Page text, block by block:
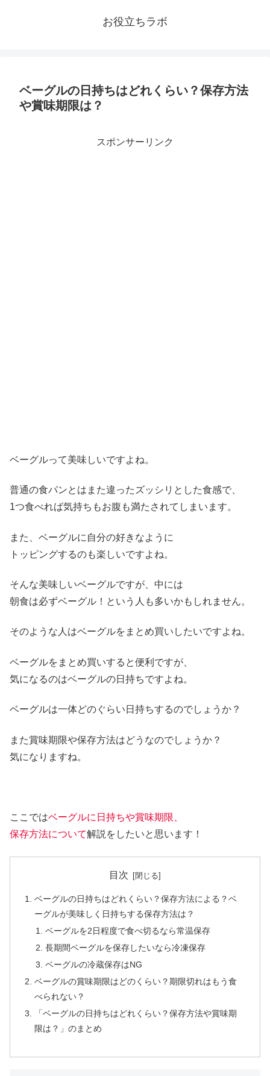
お役立ちラボ
ベーグルの日持ちはどれくらい？保存方法
や賞味期限は？
スポンサーリンク
ベーグルって美味しいですよね。
普通の食パンとはまた違ったズッシリとした食感で、
1つ食べれば気持ちもお腹も満たされてしまいます。
また、ベーグルに自分の好きなように
トッピングするのも楽しいですよね。
そんな美味しいベーグルですが、中には
朝食は必ずベーグル！という人も多いかもしれません。
そのような人はベーグルをまとめ買いしたいですよね。
ベーグルをまとめ買いすると便利ですが、
気になるのはベーグルの日持ちですよね。
ベーグルは一体どのぐらい日持ちするのでしょうか？
また賞味期限や保存方法はどうなのでしょうか？
気になりますね。
ここではベーグルに日持ちや賞味期限、
保存方法について解説をしたいと思います！
目次
ベーグルの日持ちはどれくらい？保存方法による？ベ
ーグルが美味しく日持ちする保存方法は？
ベーグルを2日程度で食べ切るなら常温保存
長期間ベーグルを保存したいなら冷凍保存
ベーグルの冷蔵保存はNG
ベーグルの賞味期限はどのくらい？期限切れはもう食
べられない？
「ベーグルの日持ちはどれくらい？保存方法や賞味期
限は？」のまとめ